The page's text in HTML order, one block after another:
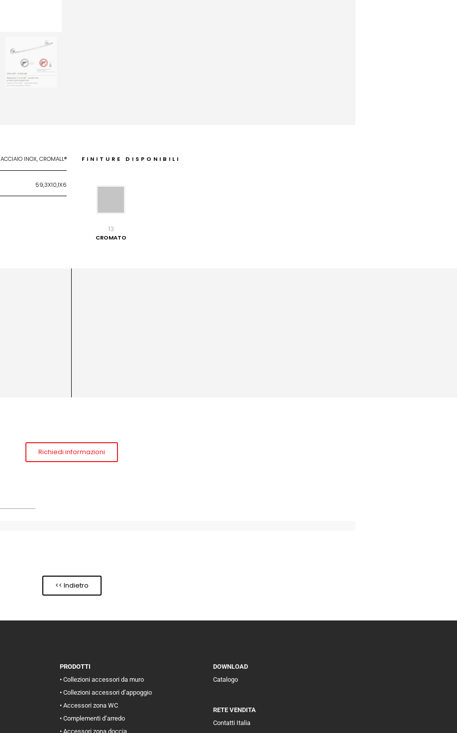
ACCIAIO INOX, CROMALL®
59,3X10,1X6
FINITURE DISPONIBILI
13
CROMATO
Richiedi informazioni
<< Indietro
PRODOTTI
• Collezioni accessori da muro
• Collezioni accessori d’appoggio
• Accessori zona WC
• Complementi d’arredo
• Accessori zona doccia
DOWNLOAD
Catalogo
RETE VENDITA
Contatti Italia